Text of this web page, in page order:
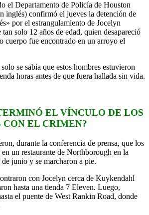
el Departamento de Policía de Houston
inglés) confirmó el jueves la detención de
por el estrangulamiento de Jocelyn
solo 12 años de edad, quien desapareció
cuerpo fue encontrado en un arroyo el
se sabía que estos hombres estuvieron
horas antes de que fuera hallada sin vida.
EL VÍNCULO DE LOS
CON EL CRIMEN?
durante la conferencia de prensa, que los
un restaurante de Northborough en la
junio y se marcharon a pie.
con Jocelyn cerca de Kuykendahl
hasta una tienda 7 Eleven. Luego,
el puente de West Rankin Road, donde